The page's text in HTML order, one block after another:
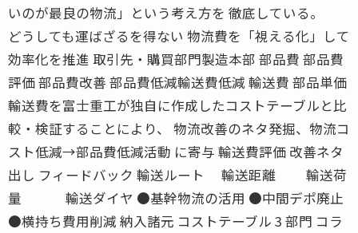
いのが最良の物流」という考え方を 徹底している。
どうしても運ばざるを得ない 物流費を「視える化」して
効率化を推進 取引先・購買部門製造本部 部品費 部品費
評価 部品費改善 部品費低減輸送費低減 輸送費 部品単価
輸送費を富士重工が独自に作成したコストテーブルと比
較・検証することにより、 物流改善のネタ発掘、物流コ
スト低減→部品費低減活動 に寄与 輸送費評価 改善ネタ
出し フィードバック 輸送ルート 輸送距離 輸送荷
量 輸送ダイヤ ●基幹物流の活用 ●中間デポ廃止
●横持ち費用削減 納入諸元 コストテーブル 3 部門 コラ